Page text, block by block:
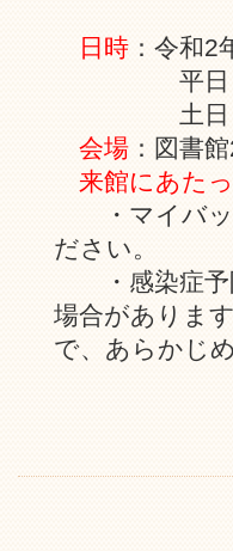
日時 ：令和
平日：午
土日：午
会場 ：図書
来館にあた
・マイバッ
ださい。
・感染症予
場合がありま
で、あらかじ